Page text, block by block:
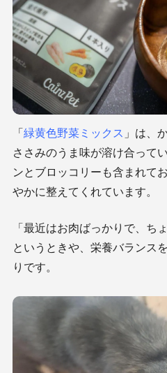
「緑黄色野菜ミックス 」は、
ささみのうま味が溶け合って
ンとブロッコリーも含まれて
やかに整えてくれています。
「最近はお肉ばっかりで、ち
というときや、栄養バランス
りです。